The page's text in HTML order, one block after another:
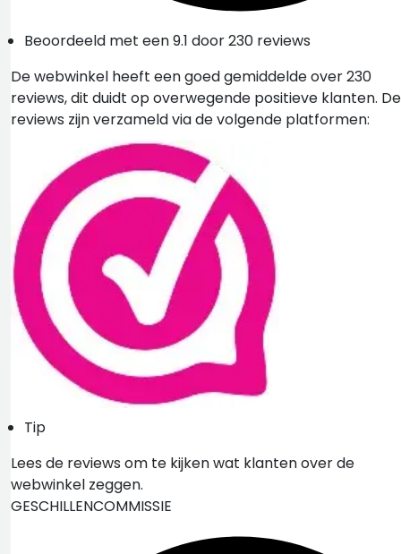
Beoordeeld met een 9.1 door 230 reviews
De webwinkel heeft een goed gemiddelde over 230
reviews, dit duidt op overwegende positieve klanten. De
reviews zijn verzameld via de volgende platformen:
Tip
Lees de reviews om te kijken wat klanten over de
webwinkel zeggen.
GESCHILLENCOMMISSIE